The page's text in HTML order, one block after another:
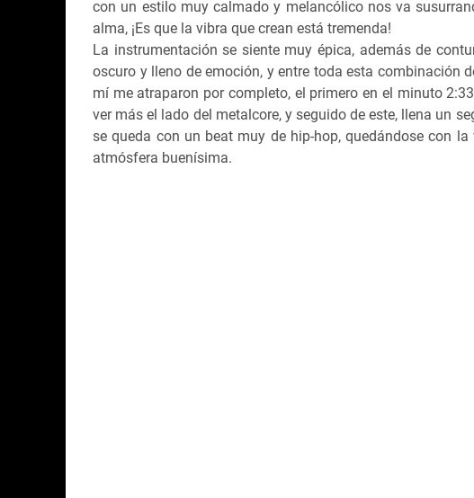
con un estilo muy calmado y melancólico nos va
alma, ¡Es que la vibra que crean está tremenda!
La instrumentación se siente muy épica, además de
oscuro y lleno de emoción, y entre toda esta combinación
mí me atraparon por completo, el primero en el minuto
ver más el lado del metalcore, y seguido de este, llena un
se queda con un beat muy de hip-hop, quedándose con
atmósfera buenísima.